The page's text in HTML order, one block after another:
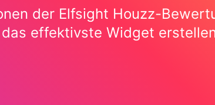
der Elfsight Houzz-
effektivste Widget